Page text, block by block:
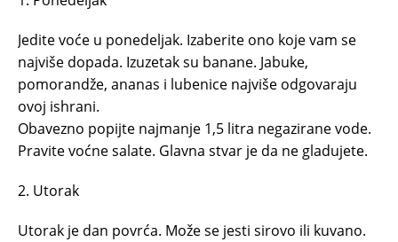
Jedite voće u ponedeljak. Izaberite ono koje vam se
najviše dopada. Izuzetak su banane. Jabuke,
pomorandže, ananas i lubenice najviše odgovaraju
ovoj ishrani.
Obavezno popijte najmanje 1,5 litra negazirane vode.
Pravite voćne salate. Glavna stvar je da ne gladujete.
2. Utorak
Utorak je dan povrća. Može se jesti sirovo ili kuvano.